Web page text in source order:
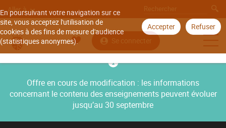
En poursuivant votre navigation sur ce
site, vous acceptez l'utilisation de
cookies à des fins de mesure d'audience
(statistiques anonymes).
Accepter Refuser
Aller à
Se connecter
Offre en cours de modification : les informations
concernant le contenu des enseignements peuvent évoluer
jusqu’au 30 septembre